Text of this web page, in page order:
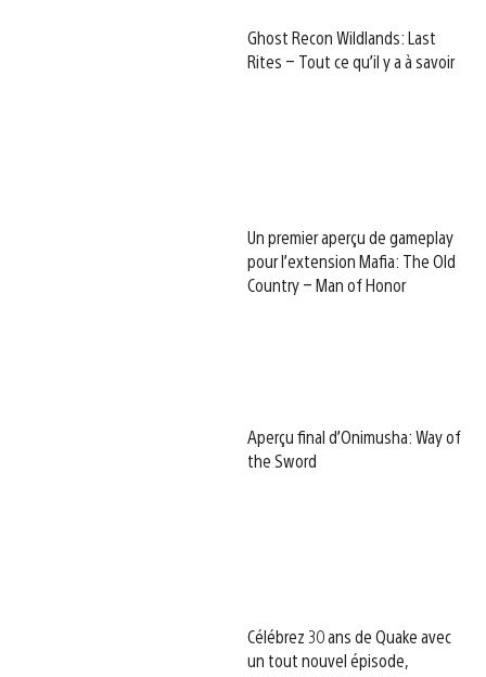
Ghost Recon Wildlands: Last
Rites – Tout ce qu’il y a à savoir
Un premier aperçu de gameplay
pour l’extension Mafia: The Old
Country – Man of Honor
Aperçu final d’Onimusha: Way of
the Sword
Célébrez 30 ans de Quake avec
un tout nouvel épisode,